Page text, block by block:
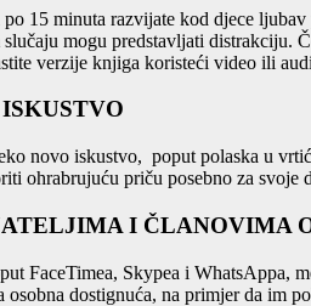
15 minuta razvijate kod djece
mogu predstavljati distrakciju.
verzije knjiga koristeći video ili
novo iskustvo, poput polaska u
ohrabrujuću priču posebno za svoje
I ČLANOVIMA
FaceTimea, Skypea i WhatsAppa,
dostignuća, na primjer da im